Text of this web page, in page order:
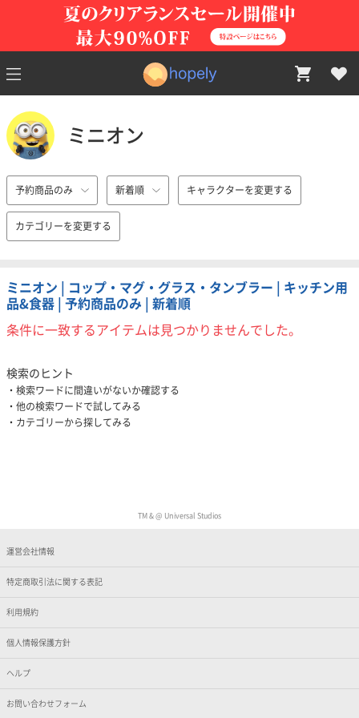
ミニオン
予約商品のみ 新着順 キャラクターを変更する
カテゴリーを変更する
ミニオン | コップ・マグ・グラス・タンブラー | キッチン用
品&食器 | 予約商品のみ | 新着順
条件に一致するアイテムは見つかりませんでした。
検索のヒント
検索ワードに間違いがないか確認する
他の検索ワードで試してみる
カテゴリーから探してみる
TM & @ Universal Studios
運営会社情報
特定商取引法に関する表記
利用規約
個人情報保護方針
ヘルプ
お問い合わせフォーム